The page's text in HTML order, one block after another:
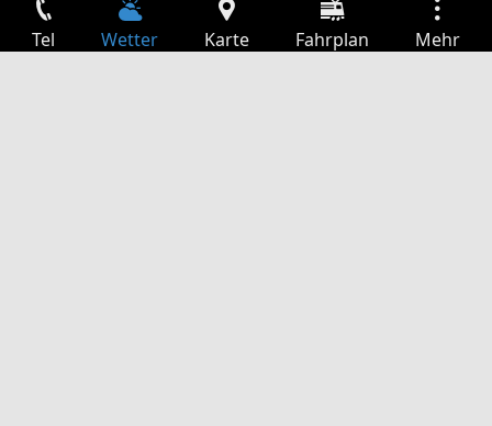
Tel Wetter Karte Fahrplan Mehr